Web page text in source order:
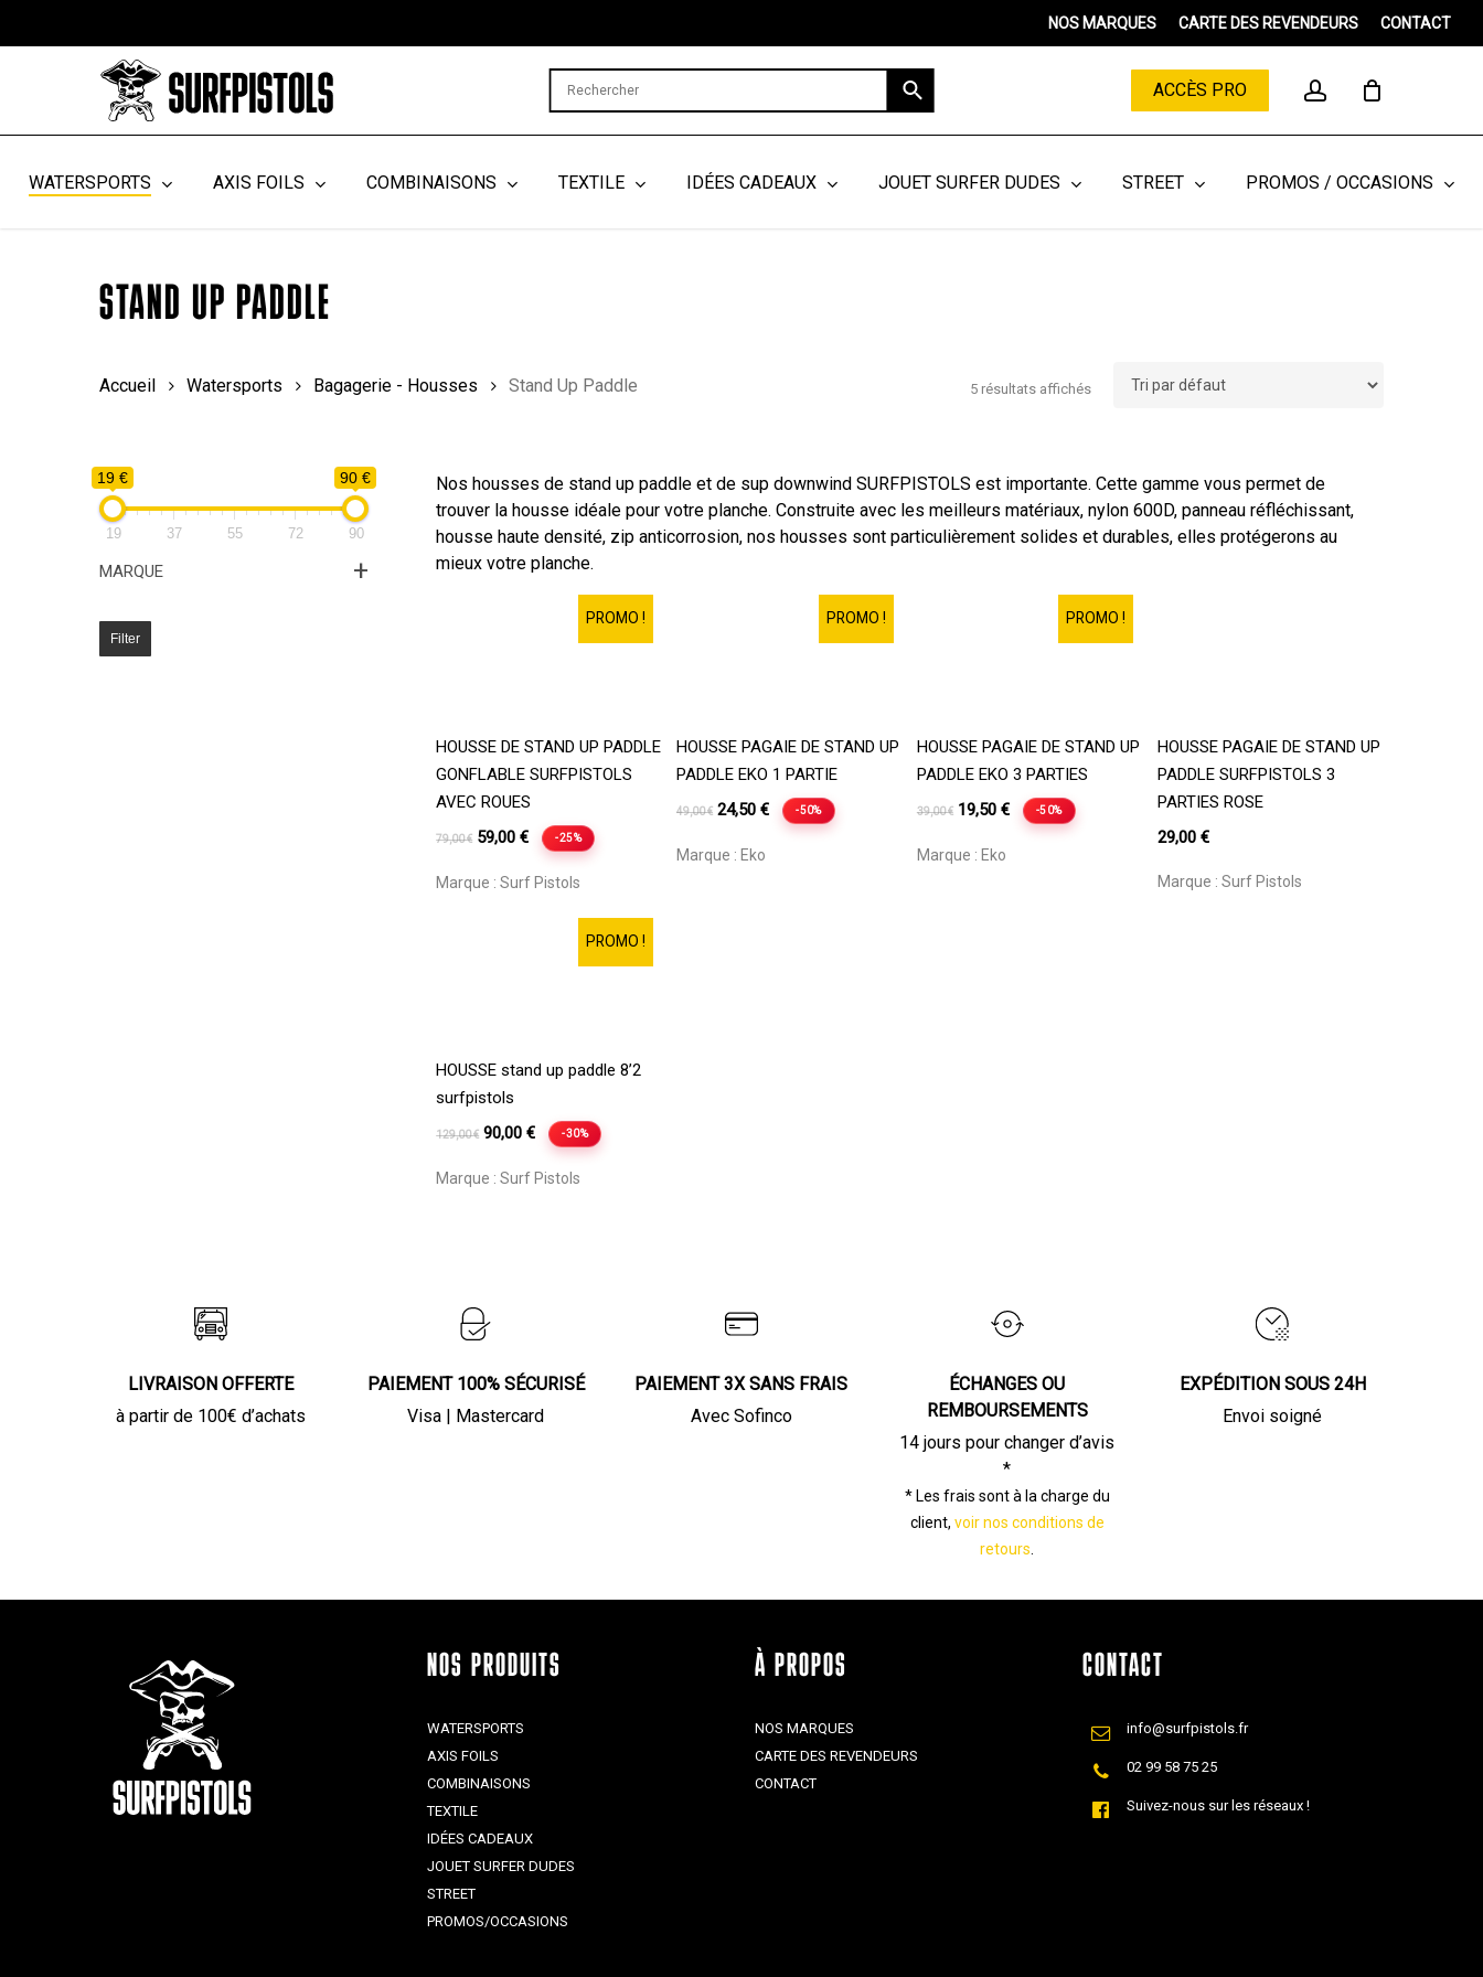
NOS MARQUES CARTE DES REVENDEURS CONTACT
ACCÈS PRO account
WATERSPORTS AXIS FOILS COMBINAISONS TEXTILE IDÉES CADEAUX JOUET SURFER DUDES STREET PROMOS / OCCASIONS
Cart Close
STAND UP PADDLE
5 résultats affichés
Accueil Watersports Bagagerie - Housses Stand Up Paddle
19 € 90 €
19 37 55 72 90
MARQUE +
Filter
Nos housses de stand up paddle et de sup downwind SURFPISTOLS est importante. Cette gamme vous permet de
trouver la housse idéale pour votre planche. Construite avec les meilleurs matériaux, nylon 600D, panneau réfléchissant,
housse haute densité, zip anticorrosion, nos housses sont particulièrement solides et durables, elles protégerons au
mieux votre planche.
PROMO !
Ajouter Au Panier
HOUSSE DE STAND UP PADDLE
GONFLABLE SURFPISTOLS
AVEC ROUES
79,00€ Le
initial
59,00€Le
prix
actuel
-25%
Marque :Surf Pistols
PROMO !
Ajouter Au Panier
HOUSSE PAGAIE DE STAND UP
PADDLE EKO 1 PARTIE
49,00€ Le
initial
24,50 €Le
prix
-50%
Marque : Eko
PROMO !
Ajouter Au Panier
HOUSSE PAGAIE DE STAND UP
PADDLE EKO 3 PARTIES
39,00€ Le
initial
19,50 €Le
prix
-50%
Marque : Eko
Ajouter Au Panier
HOUSSE PAGAIE DE STAND UP
PADDLE SURFPISTOLS 3
PARTIES ROSE
29,00 €
Marque : Surf Pistols
PROMO !
Ajouter Au Panier
HOUSSE stand up paddle 8’2
surfpistols
129,00€ Le
initial
90,00€Le
prix
actuel
-30%
Marque :Surf Pistols
LIVRAISON OFFERTE
à partir de 100€ d’achats
PAIEMENT 100% SÉCURISÉ
Visa | Mastercard
PAIEMENT 3X SANS FRAIS
Avec Sofinco
ÉCHANGES OU
REMBOURSEMENTS
14 jours pour changer d’avis
*
* Les frais sont à la charge du
client, voir nos conditions de
retours
EXPÉDITION SOUS 24H
Envoi soigné
NOS PRODUITS
WATERSPORTS
AXIS FOILS
COMBINAISONS
TEXTILE
IDÉES CADEAUX
JOUET SURFER DUDES
STREET
PROMOS/OCCASIONS
À PROPOS
NOS MARQUES
CARTE DES REVENDEURS
CONTACT
CONTACT
info@surfpistols.fr
02 99 58 75 25
Suivez-nous sur les réseaux !
Menu